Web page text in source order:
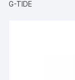
G-TIDE